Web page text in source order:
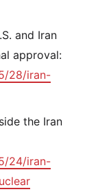
and Iran
approval:
28/iran-
the Iran
24/iran-